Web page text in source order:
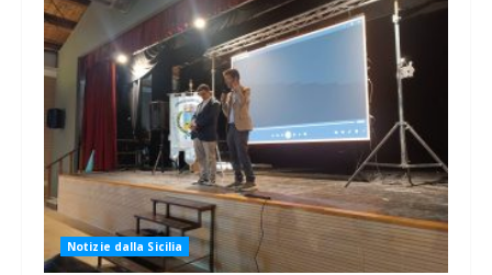
Notizie dalla Sicilia